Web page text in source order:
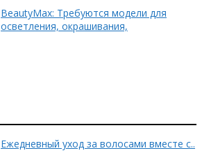
BeautyMax: Требуются модели для
осветления, окрашивания,
Ежедневный уход за волосами вместе с..